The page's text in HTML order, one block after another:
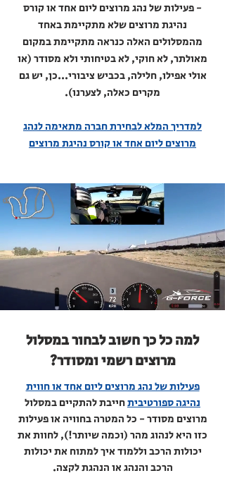
- פעילות של נהג מרוצים ליום אחד או קורס
נהיגת מרוצים שלא מתקיימת באחד
מהמסלולים האלה כנראה מתקיימת במקום
מאולתר, לא חוקי, לא בטיחותי ולא מסודר (או
אולי אפילו, חלילה, בכביש ציבורי...כן, יש גם
מקרים כאלה, לצערנו).
למדריך המלא לבחירת חברה מתאימה לנהג
מרוצים ליום אחד או קורס נהיגת מרוצים
למה כל כך חשוב לבחור במסלול
מרוצים רשמי ומסודר?
פעילות של נהג מרוצים ליום אחד או חווית
נהיגה ספורטיביתחייבת להתקיים במסלול
מרוצים מסודר - כל המטרה בחוויה או פעילות
כזו היא לנהוג מהר (וכמה שיותר!), לחוות את
יכולות הרכב וללמוד איך למתוח את יכולות
הרכב והנהג או הנהגת לקצה.